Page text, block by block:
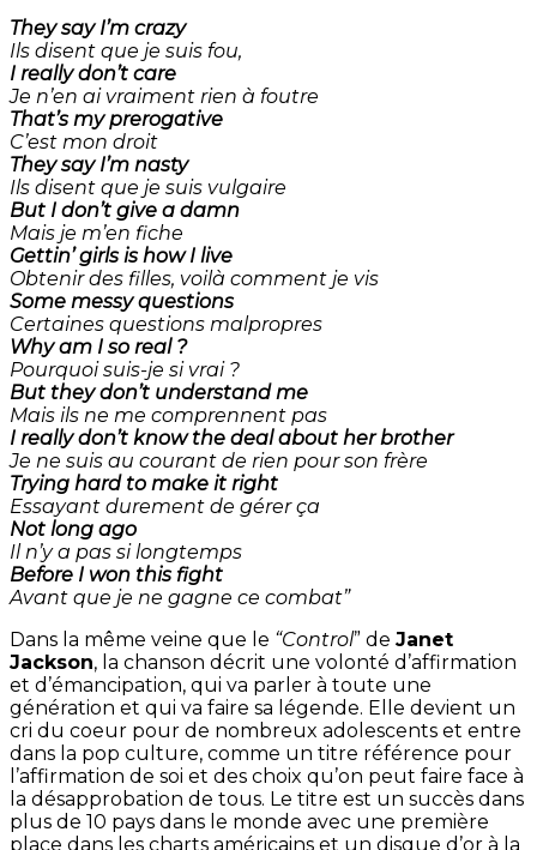
They say I’m crazy
Ils disent que je suis fou,
I really don’t care
Je n’en ai vraiment rien à foutre
That’s my prerogative
C’est mon droit
They say I’m nasty
Ils disent que je suis vulgaire
But I don’t give a damn
Mais je m’en fiche
Gettin’ girls is how I live
Obtenir des filles, voilà comment je vis
Some messy questions
Certaines questions malpropres
Why am I so real ?
Pourquoi suis-je si vrai ?
But they don’t understand me
Mais ils ne me comprennent pas
I really don’t know the deal about her brother
Je ne suis au courant de rien pour son frère
Trying hard to make it right
Essayant durement de gérer ça
Not long ago
Il n’y a pas si longtemps
Before I won this fight
Avant que je ne gagne ce combat”
Dans la même veine que le “Control” de Janet
Jackson, la chanson décrit une volonté d’affirmation
et d’émancipation, qui va parler à toute une
génération et qui va faire sa légende. Elle devient un
cri du coeur pour de nombreux adolescents et entre
dans la pop culture, comme un titre référence pour
l’affirmation de soi et des choix qu’on peut faire face à
la désapprobation de tous. Le titre est un succès dans
plus de 10 pays dans le monde avec une première
place dans les charts américains et un disque d’or à la